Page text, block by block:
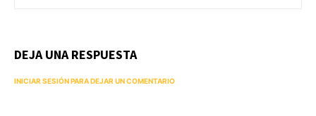
DEJA UNA RESPUESTA
INICIAR SESIÓN PARA DEJAR UN COMENTARIO